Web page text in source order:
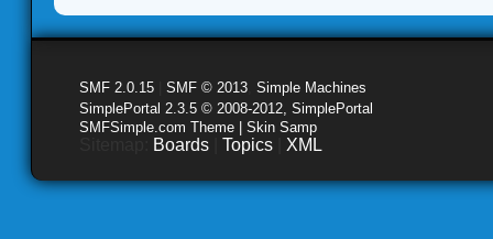
SMF 2.0.15 SMF © 2013 Simple Machines
SimplePortal 2.3.5 © 2008-2012, SimplePortal
SMFSimple.com Theme | Skin Samp
Boards Topics XML